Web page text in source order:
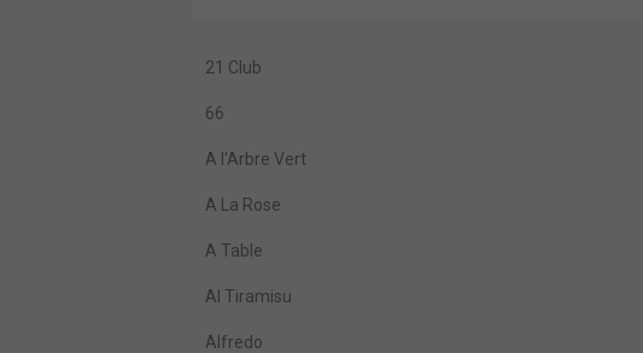
21 Club
66
A l'Arbre Vert
A La Rose
A Table
Al Tiramisu
Alfredo